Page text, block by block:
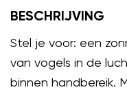
BESCHRIJVING
Stel je voor: een
van vogels in de
binnen handbereik.